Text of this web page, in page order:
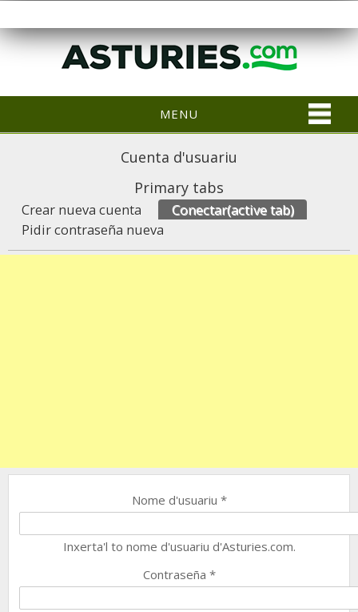
MENU
Cuenta d'usuariu
Primary tabs
Crear nueva cuenta Conectar(active tab)
Pidir contraseña nueva
Nome d'usuariu *
Inxerta'l to nome d'usuariu d'Asturies.com.
Contraseña *